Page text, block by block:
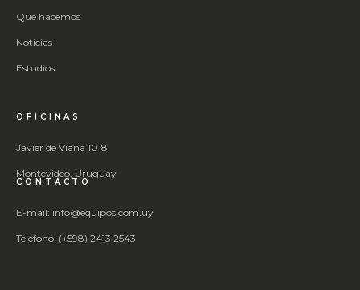
Que hacemos
Noticias
Estudios
OFICINAS
Javier de Viana 1018
Montevideo, Uruguay
CONTACTO
E-mail: info@equipos.com.uy
Teléfono: (+598) 2413 2543